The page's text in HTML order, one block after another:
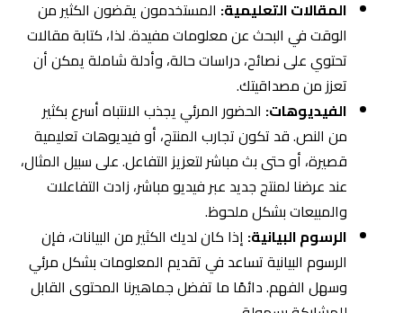
المقالات التعليمية: المستخدمون يقضون الكثير من
الوقت في البحث عن معلومات مفيدة. لذا، كتابة مقالات
تحتوي على نصائح، دراسات حالة، وأدلة شاملة يمكن أن
تعزز من مصداقيتك.
الفيديوهات: الحضور المرئي يجذب الانتباه أسرع بكثير
من النص. قد تكون تجارب المنتج، أو فيديوهات تعليمية
قصيرة، أو حتى بث مباشر لتعزيز التفاعل. على سبيل المثال،
عند عرضنا لمنتج جديد عبر فيديو مباشر، زادت التفاعلات
والمبيعات بشكل ملحوظ.
الرسوم البيانية: إذا كان لديك الكثير من البيانات، فإن
الرسوم البيانية تساعد في تقديم المعلومات بشكل مرئي
وسهل الفهم. دائمًا ما تفضل جماهيرنا المحتوى القابل